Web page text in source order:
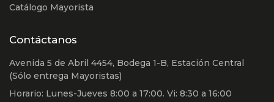
Catálogo Mayorista
Contáctanos
Avenida 5 de Abril 4454, Bodega 1-B, Estación Central
(Sólo entrega Mayoristas)
Horario: Lunes-Jueves 8:00 a 17:00. Vi: 8:30 a 16:00